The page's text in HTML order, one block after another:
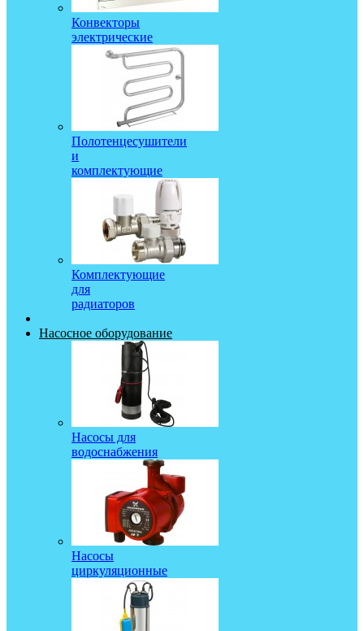
Конвекторы
электрические
Полотенцесушители
и
комплектующие
Комплектующие
для
радиаторов
Насосное оборудование
Насосы для
водоснабжения
Насосы
циркуляционные